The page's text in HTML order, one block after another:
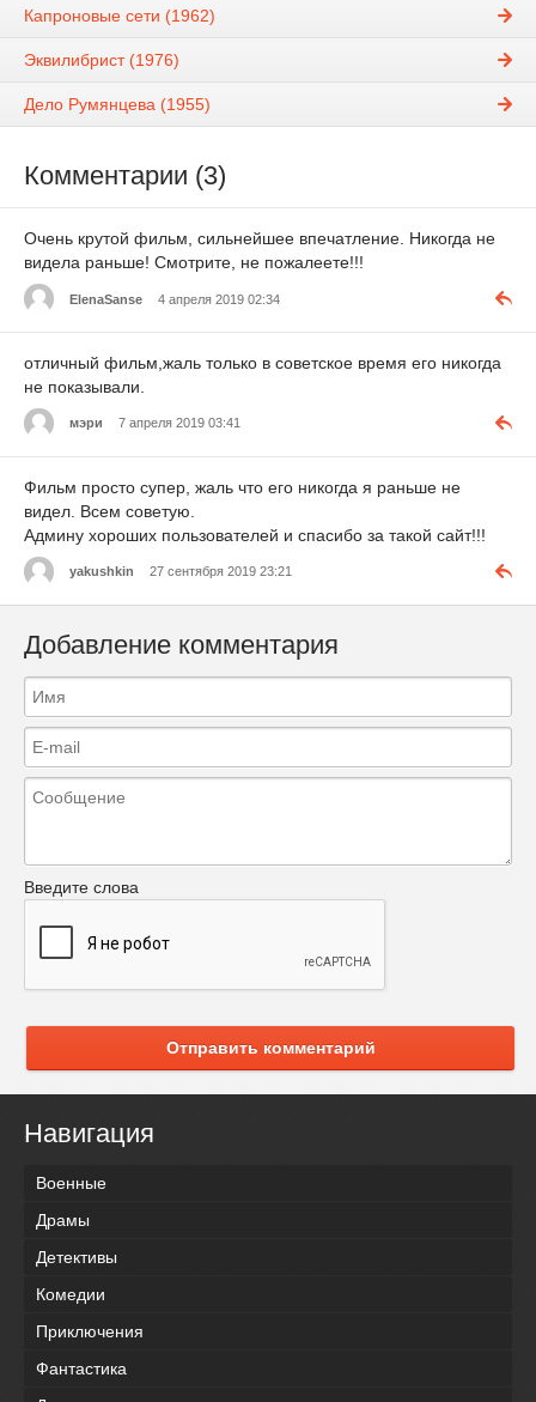
Капроновые сети (1962)
Эквилибрист (1976)
Дело Румянцева (1955)
Комментарии (3)
Очень крутой фильм, сильнейшее впечатление. Никогда не
видела раньше! Смотрите, не пожалеете!!!
ElenaSanse 4 апреля 2019 02:34
отличный фильм,жаль только в советское время его никогда
не показывали.
мэри 7 апреля 2019 03:41
Фильм просто супер, жаль что его никогда я раньше не
видел. Всем советую.
Админу хороших пользователей и спасибо за такой сайт!!!
yakushkin 27 сентября 2019 23:21
Добавление комментария
Введите слова
Отправить комментарий
Навигация
Военные
Драмы
Детективы
Комедии
Приключения
Фантастика